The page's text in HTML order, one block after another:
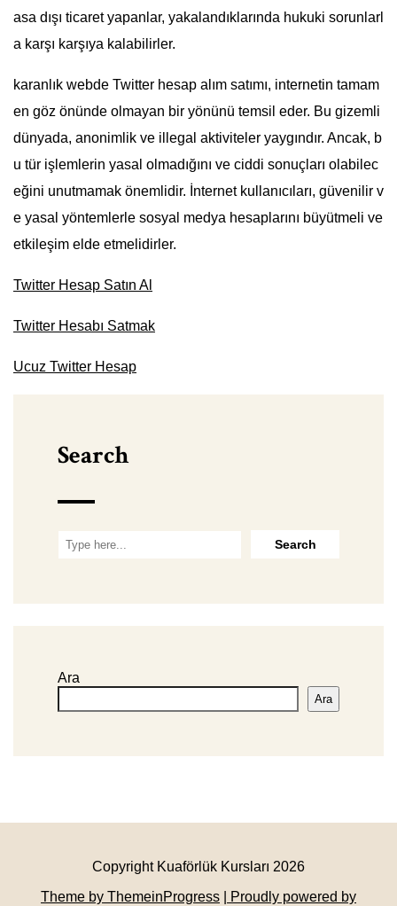
asa dışı ticaret yapanlar, yakalandıklarında hukuki sorunlarl
a karşı karşıya kalabilirler.
karanlık webde Twitter hesap alım satımı, internetin tamam
en göz önünde olmayan bir yönünü temsil eder. Bu gizemli
dünyada, anonimlik ve illegal aktiviteler yaygındır. Ancak, b
u tür işlemlerin yasal olmadığını ve ciddi sonuçları olabilec
eğini unutmamak önemlidir. İnternet kullanıcıları, güvenilir v
e yasal yöntemlerle sosyal medya hesaplarını büyütmeli ve
etkileşim elde etmelidirler.
Twitter Hesap Satın Al
Twitter Hesabı Satmak
Ucuz Twitter Hesap
Search
Ara
Ara
Copyright Kuaförlük Kursları 2026
Theme by ThemeinProgress
| Proudly powered by